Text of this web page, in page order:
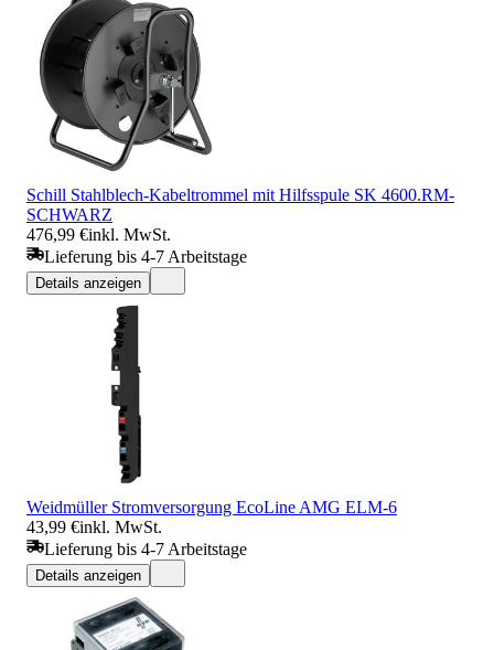
Schill Stahlblech-Kabeltrommel mit Hilfsspule SK 4600.RM-
SCHWARZ
476,99 €inkl. MwSt.
Lieferung bis 4-7 Arbeitstage
Details anzeigen
Weidmüller Stromversorgung EcoLine AMG ELM-6
43,99 €inkl. MwSt.
Lieferung bis 4-7 Arbeitstage
Details anzeigen